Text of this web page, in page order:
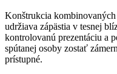
Konštrukcia
udržiava zápästia v tesnej
kontrolovanú prezentáciu a
spútanej osoby zostať
prístupné.